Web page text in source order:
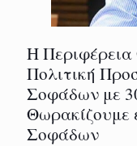
Η Περιφέρεια
Πολιτική
Σοφάδων με
Θωρακίζουμε
Σοφάδων